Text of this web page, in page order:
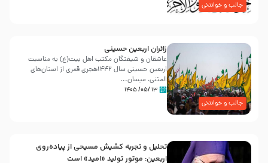
جالب و خواندنی
جالب و خواندنی
زائران اربعین حسینی
عاشقان و شیفتگان مکتب اهل بیت(ع) به مناسبت
اربعین حسینی سال ۱۴۴۲هجری قمری از استان‌های
المثنی، میسان...
۱۳ /۰۵/ ۱۴۰۵
تحلیل و تجربه کشیش مسیحی از پیاده‌روی
اربعین: موتور تولید «امید» است